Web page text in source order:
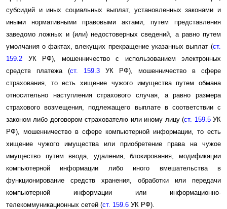
субсидий и иных социальных выплат, установленных законами и
иными нормативными правовыми актами, путем представления
заведомо ложных и (или) недостоверных сведений, а равно путем
умолчания о фактах, влекущих прекращение указанных выплат (ст.
159.2 УК РФ), мошенничество с использованием электронных
средств платежа (ст. 159.3 УК РФ), мошенничество в сфере
страхования, то есть хищение чужого имущества путем обмана
относительно наступления страхового случая, а равно размера
страхового возмещения, подлежащего выплате в соответствии с
законом либо договором страхователю или иному лицу (ст. 159.5УК
РФ), мошенничество в сфере компьютерной информации, то есть
хищение чужого имущества или приобретение права на чужое
имущество путем ввода, удаления, блокирования, модификации
компьютерной информации либо иного вмешательства в
функционирование средств хранения, обработки или передачи
компьютерной информации или информационно-
телекоммуникационных сетей (ст. 159.6 УК РФ).